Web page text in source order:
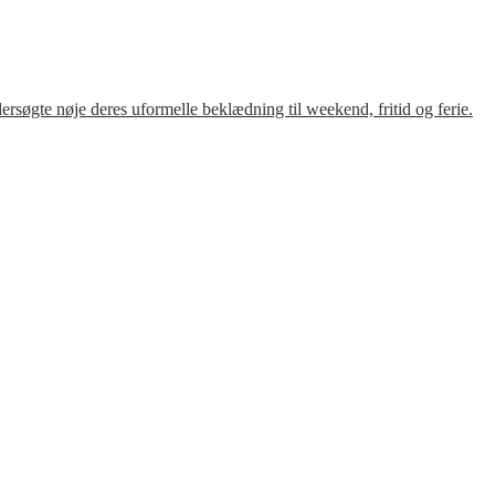
nøje deres uformelle beklædning til weekend, fritid og ferie.